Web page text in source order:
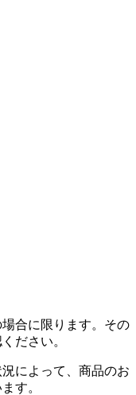
合に限ります。その
ださい。
によって、商品のお
す。